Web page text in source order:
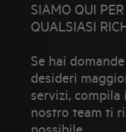
SIAMO QUI
QUALSIASI
Se hai
desideri
servizi,
nostro team ti